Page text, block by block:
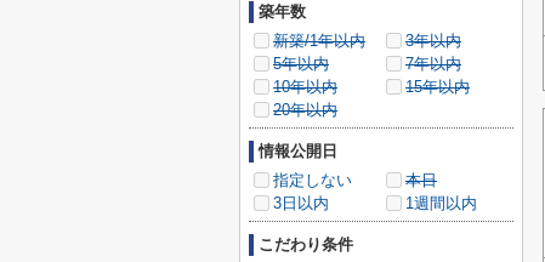
築年数
新築/1年以内
3年以内
5年以内
7年以内
10年以内
15年以内
20年以内
情報公開日
指定しない
本日
3日以内
1週間以内
こだわり条件